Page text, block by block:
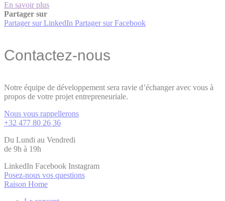
En savoir plus
Partager sur
Partager sur LinkedIn Partager sur Facebook
Contactez-nous
Notre équipe de développement sera ravie d’échanger avec vous à
propos de votre projet entrepreneuriale.
Nous vous rappellerons
+32 477 80 26 36
Du Lundi au Vendredi
de 9h à 19h
LinkedIn Facebook Instagram
Posez-nous vos questions
Raison Home